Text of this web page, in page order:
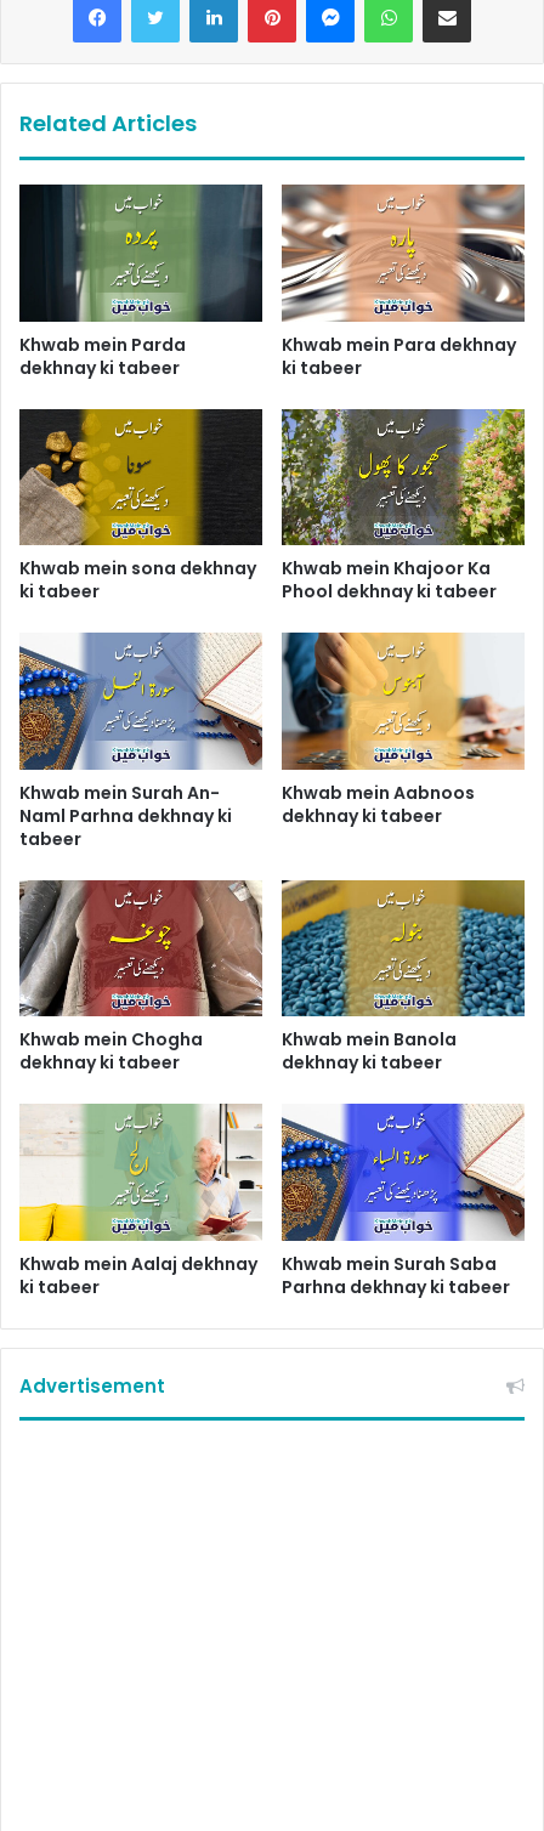
Related Articles
Khwab mein Parda
dekhnay ki tabeer
Khwab mein Para dekhnay
ki tabeer
Khwab mein sona dekhnay
ki tabeer
Khwab mein Khajoor Ka
Phool dekhnay ki tabeer
Khwab mein Surah An-
Naml Parhna dekhnay ki
tabeer
Khwab mein Aabnoos
dekhnay ki tabeer
Khwab mein Chogha
dekhnay ki tabeer
Khwab mein Banola
dekhnay ki tabeer
Khwab mein Aalaj dekhnay
ki tabeer
Khwab mein Surah Saba
Parhna dekhnay ki tabeer
Advertisement